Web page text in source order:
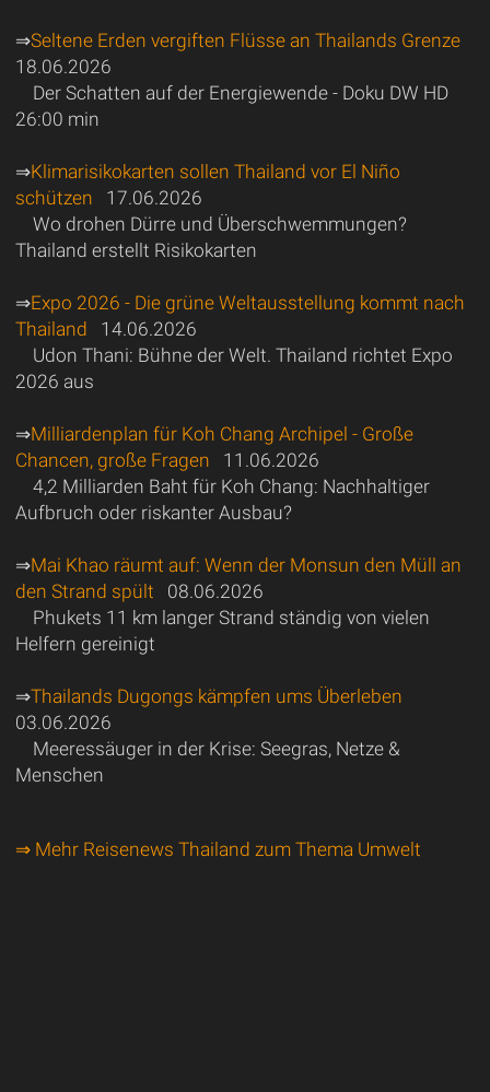
⇒Seltene Erden vergiften Flüsse an Thailands Grenze
18.06.2026
Der Schatten auf der Energiewende - Doku DW HD
26:00 min
⇒Klimarisikokarten sollen Thailand vor El Niño
schützen 17.06.2026
Wo drohen Dürre und Überschwemmungen?
Thailand erstellt Risikokarten
⇒Expo 2026 - Die grüne Weltausstellung kommt nach
Thailand 14.06.2026
Udon Thani: Bühne der Welt. Thailand richtet Expo
2026 aus
⇒Milliardenplan für Koh Chang Archipel - Große
Chancen, große Fragen 11.06.2026
4,2 Milliarden Baht für Koh Chang: Nachhaltiger
Aufbruch oder riskanter Ausbau?
⇒Mai Khao räumt auf: Wenn der Monsun den Müll an
den Strand spült 08.06.2026
Phukets 11 km langer Strand ständig von vielen
Helfern gereinigt
⇒Thailands Dugongs kämpfen ums Überleben
03.06.2026
Meeressäuger in der Krise: Seegras, Netze &
Menschen
⇒ Mehr Reisenews Thailand zum Thema Umwelt